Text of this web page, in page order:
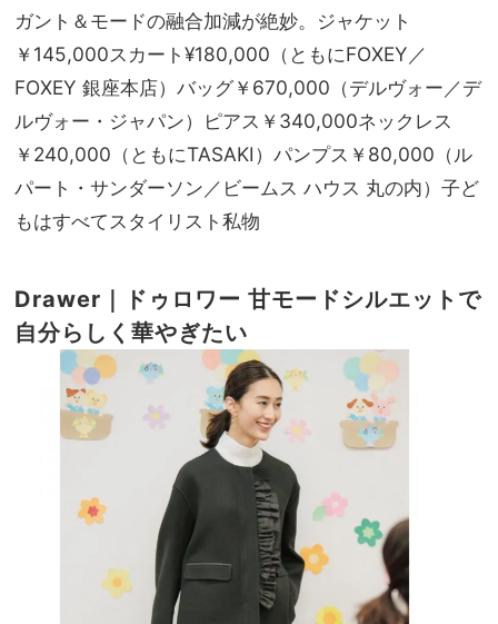
ガント＆モードの融合加減が絶妙。ジャケット
￥145,000スカート¥180,000（ともにFOXEY／
FOXEY 銀座本店）バッグ￥670,000（デルヴォー／デ
ルヴォー・ジャパン）ピアス￥340,000ネックレス
￥240,000（ともにTASAKI）パンプス￥80,000（ル
パート・サンダーソン／ビームス ハウス 丸の内）子ど
もはすべてスタイリスト私物
Drawer｜ドゥロワー 甘モードシルエットで
自分らしく華やぎたい